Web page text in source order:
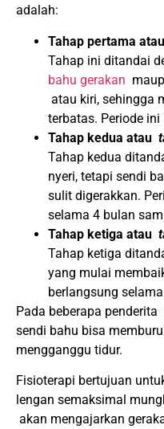
adalah:
Tahap pertama atau
Tahap ini ditandai
bahu gerakan
atau kiri, sehingga
terbatas. Periode
Tahap kedua atau
Tahap kedua
nyeri, tetapi sendi
sulit digerakkan.
selama 4 bulan
Tahap ketiga atau
Tahap ketiga
yang mulai
berlangsung
Pada beberapa penderita
sendi bahu bisa
mengganggu tidur.
Fisioterapi bertujuan
lengan semaksimal
akan mengajarkan